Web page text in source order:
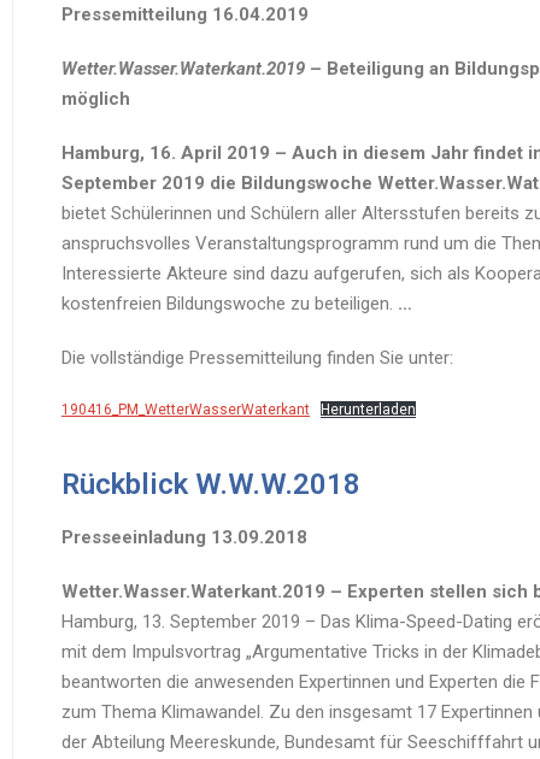
Pressemitteilung 16.04.2019
Wetter.Wasser.Waterkant.2019 – Beteiligung an
möglich
Hamburg, 16. April 2019 – Auch in diesem Jahr findet
September 2019 die Bildungswoche
bietet Schülerinnen und Schülern aller Altersstufen bereits
anspruchsvolles Veranstaltungs­programm rund um die
Interessierte Akteure sind dazu aufgerufen, sich als
kostenfreien Bildungswoche zu beteiligen. …
Die vollständige Pressemitteilung finden Sie unter:
190416_PM_WetterWasserWaterkant Herunterladen
Rückblick W.W.W.2018
Presseeinladung 13.09.2018
Wetter.Wasser.Waterkant.2019 – Experten stellen sich
Hamburg, 13. September 2019 – Das Klima-Speed-Dating
mit dem Impulsvortrag „Argumentative Tricks in der
beantworten die anwesenden Expertinnen und Experten die
zum Thema Klimawandel. Zu den insgesamt 17 Expertinnen
der Abteilung Meereskunde, Bundesamt für Seeschifffahrt